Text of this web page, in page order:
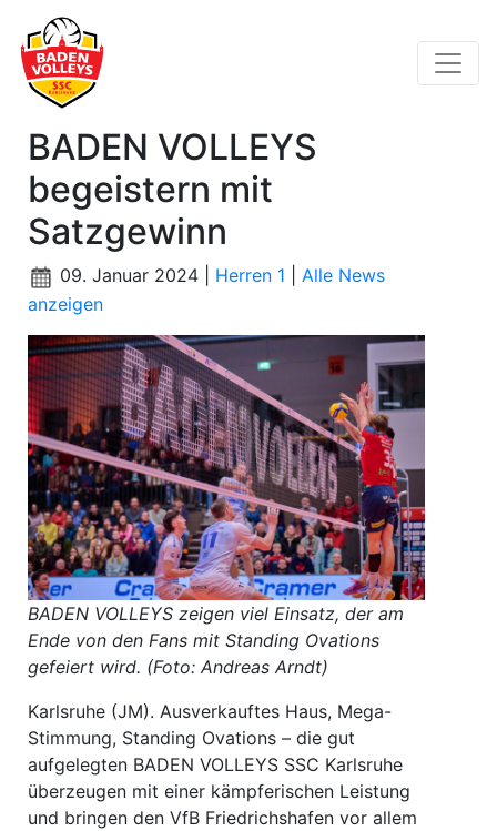
BADEN VOLLEYS
begeistern mit
Satzgewinn
09. Januar 2024 | Herren 1
Alle News
anzeigen
BADEN VOLLEYS zeigen viel Einsatz, der am
Ende von den Fans mit Standing Ovations
gefeiert wird. (Foto: Andreas Arndt)
Karlsruhe (JM). Ausverkauftes Haus, Mega-
Stimmung, Standing Ovations – die gut
aufgelegten BADEN VOLLEYS SSC Karlsruhe
überzeugen mit einer kämpferischen Leistung
und bringen den VfB Friedrichshafen vor allem